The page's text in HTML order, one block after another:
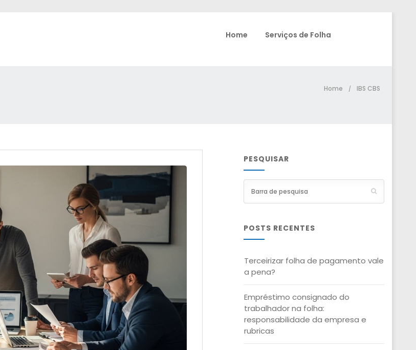
Home Serviços de Folha
Home / IBS CBS
PESQUISAR
POSTS RECENTES
Terceirizar folha de pagamento vale
a pena?
Empréstimo consignado do
trabalhador na folha:
responsabilidade da empresa e
rubricas